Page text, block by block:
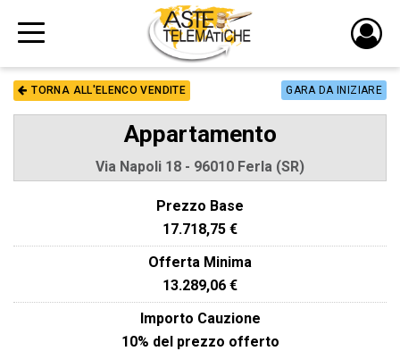
TORNA ALL'ELENCO VENDITE GARA DA INIZIARE
Appartamento
Via Napoli 18 - 96010 Ferla (SR)
Prezzo Base
17.718,75 €
Offerta Minima
13.289,06 €
Importo Cauzione
10% del prezzo offerto